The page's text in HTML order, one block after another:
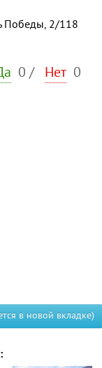
Победы, 2/118
0 / Нет 0
в новой вкладке)